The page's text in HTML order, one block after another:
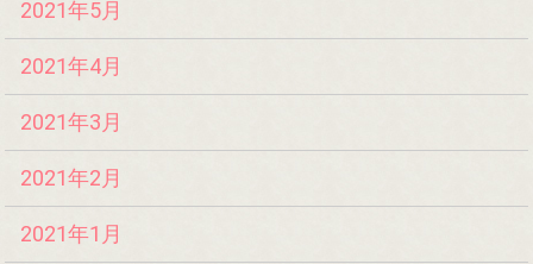
2021年5月
2021年4月
2021年3月
2021年2月
2021年1月